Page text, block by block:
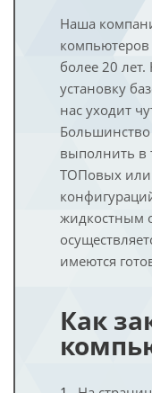
Наша
более 20 лет.
установку
нас уходит
выполнить в
ТОПовых или
жидкостным
имеются
Как